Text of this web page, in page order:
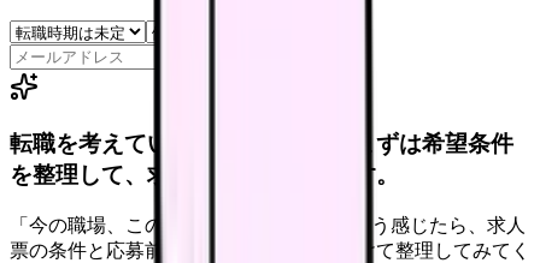
転職を考えている看護師さんへ。まずは希望条件
を整理して、求人を見比べられます。
「今の職場、このままでいいのかな...」そう感じたら、求人
票の条件と応募前に確認したい不安を分けて整理してみてく